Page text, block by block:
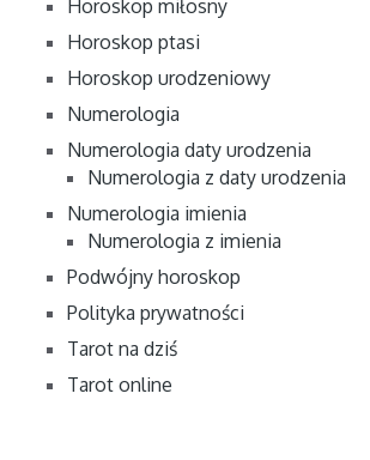
Horoskop miłosny
Horoskop ptasi
Horoskop urodzeniowy
Numerologia
Numerologia daty urodzenia
Numerologia z daty urodzenia
Numerologia imienia
Numerologia z imienia
Podwójny horoskop
Polityka prywatności
Tarot na dziś
Tarot online